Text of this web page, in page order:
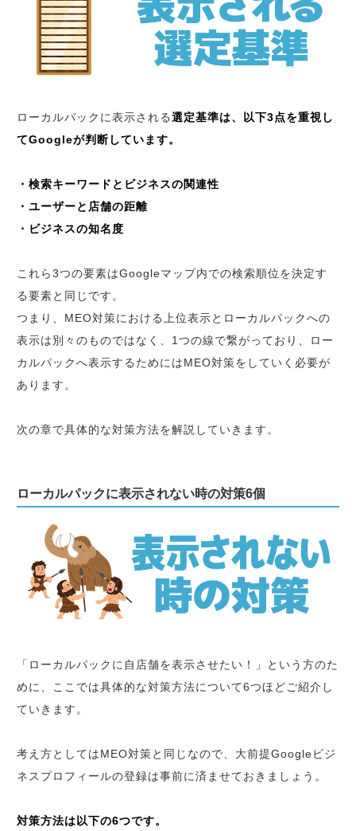
ローカルパックに表示される選定基準は、以下3点を重視し
てGoogleが判断しています。
・検索キーワードとビジネスの関連性
・ユーザーと店舗の距離
・ビジネスの知名度
これら3つの要素はGoogleマップ内での検索順位を決定す
る要素と同じです。
つまり、MEO対策における上位表示とローカルパックへの
表示は別々のものではなく、1つの線で繋がっており、ロー
カルパックへ表示するためにはMEO対策をしていく必要が
あります。
次の章で具体的な対策方法を解説していきます。
ローカルパックに表示されない時の対策6個
「ローカルパックに自店舗を表示させたい！」という方のた
めに、ここでは具体的な対策方法について6つほどご紹介し
ていきます。
考え方としてはMEO対策と同じなので、大前提Googleビジ
ネスプロフィールの登録は事前に済ませておきましょう。
対策方法は以下の6つです。